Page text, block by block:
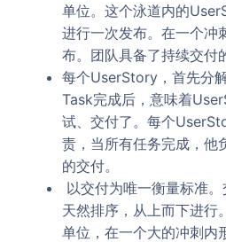
单位。这个泳道内的
进行一次发布。在一个冲
布。团队具备了持续交付
每个UserStory，首先分
Task完成后，意味着
试、交付了。每个
责，当所有任务完成，
的交付。
以交付为唯一衡量标准
天然排序，从上而下进行
单位，在一个大的冲刺内